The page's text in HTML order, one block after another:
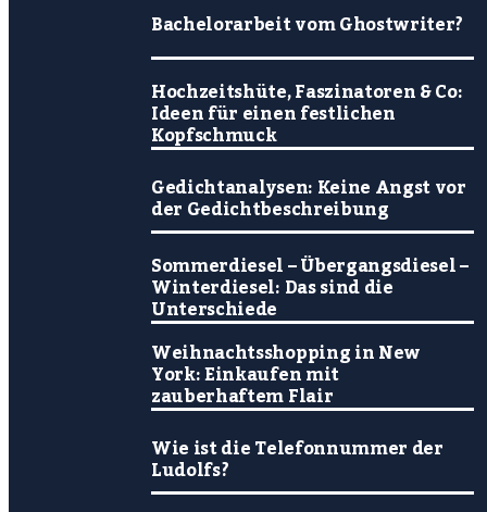
Bachelorarbeit vom Ghostwriter?
Hochzeitshüte, Faszinatoren & Co:
Ideen für einen festlichen
Kopfschmuck
Gedichtanalysen: Keine Angst vor
der Gedichtbeschreibung
Sommerdiesel – Übergangsdiesel –
Winterdiesel: Das sind die
Unterschiede
Weihnachtsshopping in New
York: Einkaufen mit
zauberhaftem Flair
Wie ist die Telefonnummer der
Ludolfs?